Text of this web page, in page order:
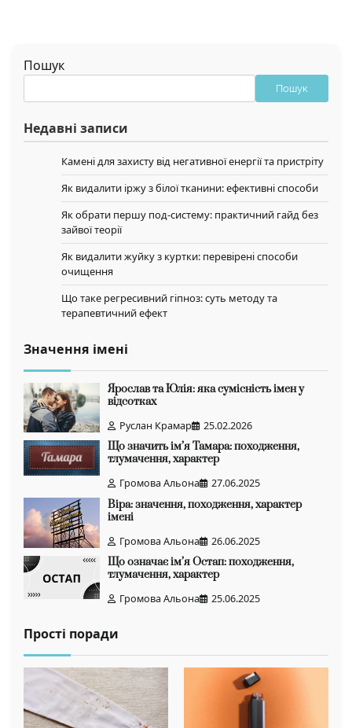
Пошук
Пошук
Недавні записи
Камені для захисту від негативної енергії та пристріту
Як видалити іржу з білої тканини: ефективні способи
Як обрати першу под-систему: практичний гайд без
зайвої теорії
Як видалити жуйку з куртки: перевірені способи
очищення
Що таке регресивний гіпноз: суть методу та
терапевтичний ефект
Значення імені
Ярослав та Юлія: яка сумісність імен у
відсотках
Руслан Крамар
25.02.2026
Що значить ім’я Тамара: походження,
тлумачення, характер
Громова Альона
27.06.2025
Віра: значення, походження, характер
імені
Громова Альона
26.06.2025
Що означає ім’я Остап: походження,
тлумачення, характер
Громова Альона
25.06.2025
Прості поради